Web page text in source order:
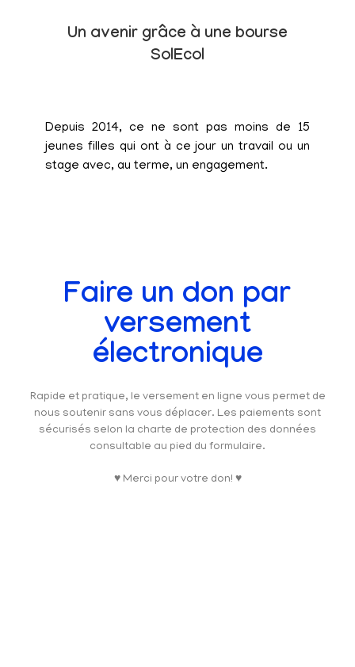
Un avenir grâce à une bourse
SolEcol
Depuis 2014, ce ne sont pas moins de 15
jeunes filles qui ont à ce jour un travail ou un
stage avec, au terme, un engagement.
Faire un don par
versement
électronique
Rapide et pratique, le versement en ligne vous permet de
nous soutenir sans vous déplacer. Les paiements sont
sécurisés selon la charte de protection des données
consultable au pied du formulaire.
♥ Merci pour votre don! ♥